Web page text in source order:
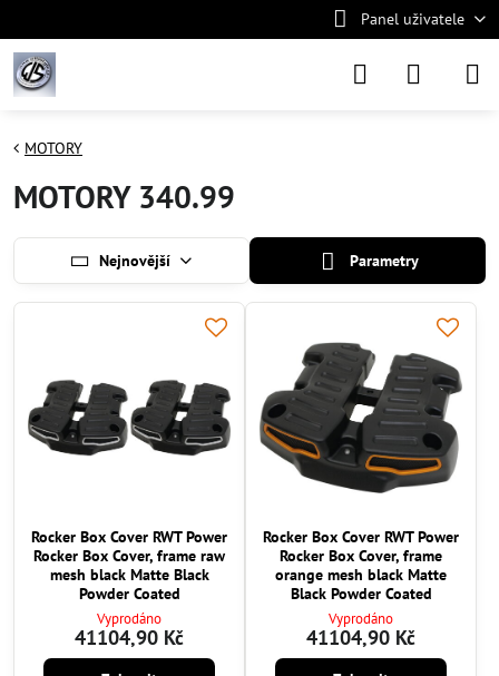
Panel uživatele
MOTORY
MOTORY 340.99
Nejnovější Parametry
Rocker Box Cover RWT Power
Rocker Box Cover, frame raw
mesh black Matte Black
Powder Coated
Vyprodáno
41104,90 Kč
Rocker Box Cover RWT Power
Rocker Box Cover, frame
orange mesh black Matte
Black Powder Coated
Vyprodáno
41104,90 Kč